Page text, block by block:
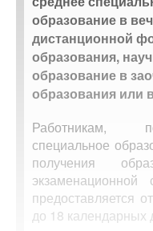
образование в
дистанционной
образования,
образование в
образования или
Работникам,
специальное
получения
предоставляется
до 18 календарных